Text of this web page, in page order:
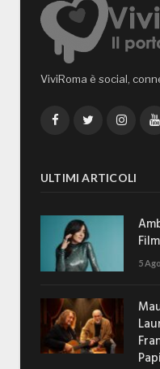
ViviRoma è social,
FacebookTwitter
ULTIMI ARTICOLI
5
Papi